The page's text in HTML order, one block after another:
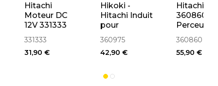
Hitachi
Moteur DC
12V 331333
Pour DS10DFL
331333
31,90 €
Hikoki -
Hitachi Induit
pour
perceuse
DS18DL,
DS18DMR,
DS18DL2
360975
42,90 €
Hitachi
360860
Perceuse
DS18DSL,
DV18DSL
360860
55,90 €